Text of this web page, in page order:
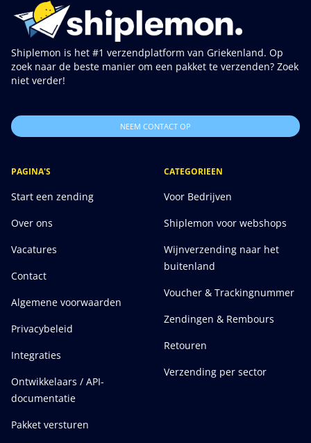
Shiplemon is het #1 verzendplatform van Griekenland. Op
zoek naar de beste manier om een pakket te verzenden? Zoek
niet verder!
NEEM CONTACT OP
PAGINA'S
Start een zending
Over ons
Vacatures
Contact
Algemene voorwaarden
Privacybeleid
Integraties
Ontwikkelaars / API-
documentatie
Pakket versturen
CATEGORIEEN
Voor Bedrijven
Shiplemon voor webshops
Wijnverzending naar het
buitenland
Voucher & Trackingnummer
Zendingen & Rembours
Retouren
Verzending per sector